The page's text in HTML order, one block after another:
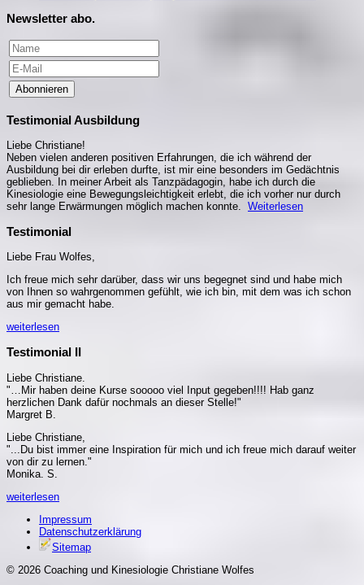
Newsletter abo.
Abonnieren
Testimonial Ausbildung
Liebe Christiane!
Neben vielen anderen positiven Erfahrungen, die ich während der
Ausbildung bei dir erleben durfte, ist mir eine besonders im Gedächtnis
geblieben. In meiner Arbeit als Tanzpädagogin, habe ich durch die
Kinesiologie eine Bewegungsleichtigkeit erlebt, die ich vorher nur durch
sehr lange Erwärmungen möglich machen konnte. Weiterlesen
Testimonial
Liebe Frau Wolfes,
Ich freue mich sehr darüber, dass wir uns begegnet sind und habe mich
von Ihnen so wahrgenommen gefühlt, wie ich bin, mit dem was ich schon
aus mir gemacht habe.
weiterlesen
Testimonial II
Liebe Christiane.
"…Mir haben deine Kurse sooooo viel Input gegeben!!!! Hab ganz
herzlichen Dank dafür nochmals an dieser Stelle!"
Margret B.
Liebe Christiane,
"...Du bist immer eine Inspiration für mich und ich freue mich darauf weiter
von dir zu lernen."
Monika. S.
weiterlesen
Impressum
Datenschutzerklärung
Sitemap
© 2026 Coaching und Kinesiologie Christiane Wolfes